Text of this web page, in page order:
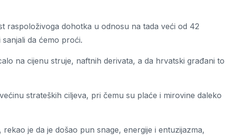
raspoloživoga dohotka u odnosu na tada veći od 42
da ćemo proći.
na cijenu struje, naftnih derivata, a da hrvatski građani to
strateških ciljeva, pri čemu su plaće i mirovine daleko
je da je došao pun snage, energije i entuzijazma,